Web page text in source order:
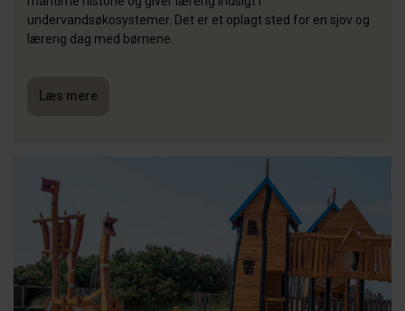
undervandsøkosystemer. Det er et oplagt sted for en sjov og
lærerig dag med børnene.
Læs mere